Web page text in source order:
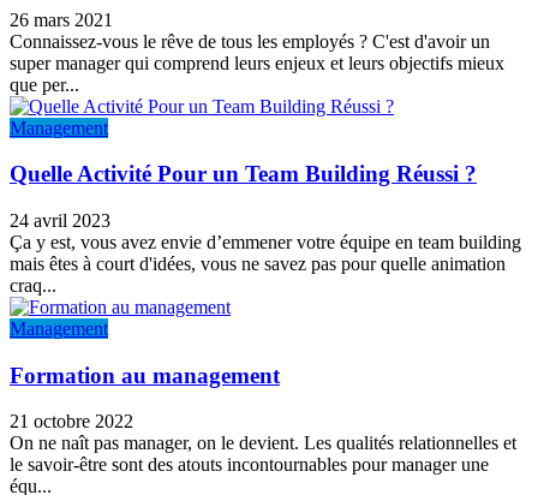
26 mars 2021
Connaissez-vous le rêve de tous les employés ? C'est d'avoir un
super manager qui comprend leurs enjeux et leurs objectifs mieux
que per...
Management
Quelle Activité Pour un Team Building Réussi ?
24 avril 2023
Ça y est, vous avez envie d’emmener votre équipe en team building
mais êtes à court d'idées, vous ne savez pas pour quelle animation
craq...
Management
Formation au management
21 octobre 2022
On ne naît pas manager, on le devient. Les qualités relationnelles et
le savoir-être sont des atouts incontournables pour manager une
équ...